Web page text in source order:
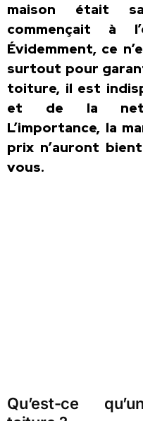
maison était
commençait à
Évidemment, ce
surtout pour
toiture, il est
et de la
L’importance, la
prix n’auront
vous.
Qu’est-ce